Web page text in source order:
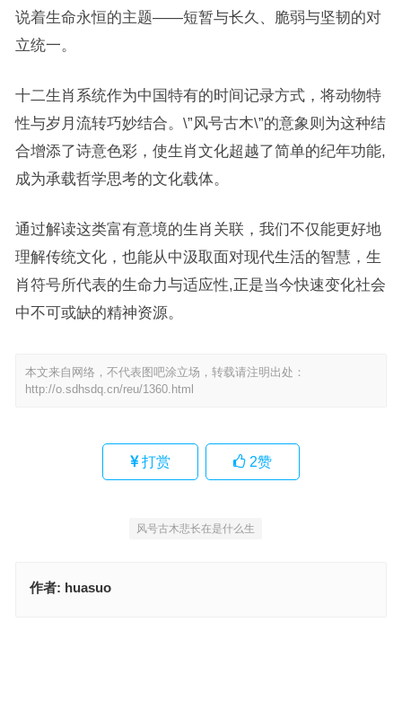
说着生命永恒的主题——短暂与长久、脆弱与坚韧的对
立统一。
十二生肖系统作为中国特有的时间记录方式，将动物特
性与岁月流转巧妙结合。\”风号古木\”的意象则为这种结
合增添了诗意色彩，使生肖文化超越了简单的纪年功能,
成为承载哲学思考的文化载体。
通过解读这类富有意境的生肖关联，我们不仅能更好地
理解传统文化，也能从中汲取面对现代生活的智慧，生
肖符号所代表的生命力与适应性,正是当今快速变化社会
中不可或缺的精神资源。
本文来自网络，不代表图吧涂立场，转载请注明出处：
http://o.sdhsdq.cn/reu/1360.html
打赏 2赞
风号古木悲长在是什么生
作者: huasuo